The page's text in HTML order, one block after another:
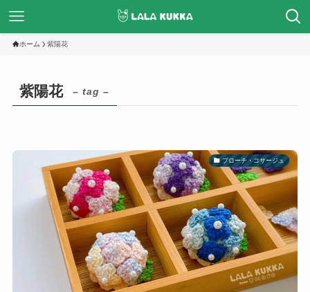
ホーム 紫陽花
紫陽花 – tag –
ブローチ・コサージュ